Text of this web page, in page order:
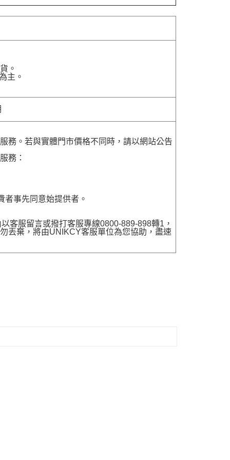
。
主。
務。若與實體門市價格不同時，請以網站公告
務：
事先同意始提供者。
客服留言或撥打客服專線0800-889-898轉1，
丟棄，將由UNIKCY客服單位為您協助，盡速